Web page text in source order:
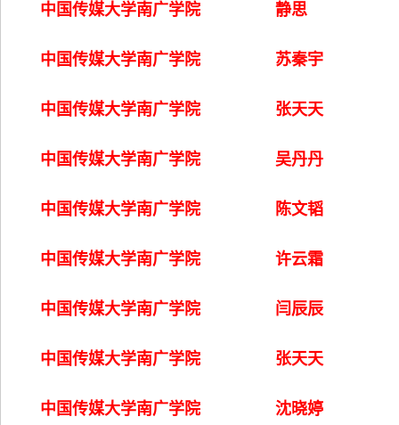
中国传媒大学南广学院 静思
中国传媒大学南广学院 苏秦宇
中国传媒大学南广学院 张天天
中国传媒大学南广学院 吴丹丹
中国传媒大学南广学院 陈文韬
中国传媒大学南广学院 许云霜
中国传媒大学南广学院 闫辰辰
中国传媒大学南广学院 张天天
中国传媒大学南广学院 沈晓婷